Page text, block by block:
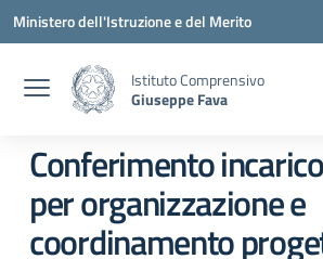
Vai ai contenuti
Vai al menu di navigazione
Vai al footer
Ministero dell'Istruzione e del Merito
Istituto Comprensivo
Giuseppe Fava
Conferimento
per organizzazione e
coordinamento